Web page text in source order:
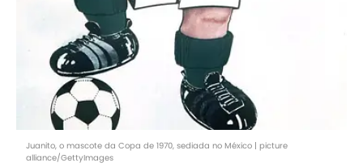
Juanito, o mascote da Copa de 1970, sediada no México | picture
alliance/GettyImages